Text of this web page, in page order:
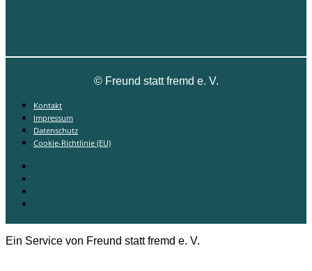
©Freund statt fremd e. V.
Kontakt
Impressum
Datenschutz
Cookie-Richtlinie (EU)
Ein Service von Freund statt fremd e. V.